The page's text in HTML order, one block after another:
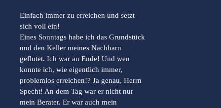
Einfach immer zu erreichen und setzt
sich voll ein!
Eines Sonntags habe ich das Grundstück
und den Keller meines Nachbarn
geflutet. Ich war an Ende! Und wen
konnte ich, wie eigentlich immer,
problemlos erreichen!? Ja genau, Herrn
Specht! An dem Tag war er nicht nur
mein Berater. Er war auch mein